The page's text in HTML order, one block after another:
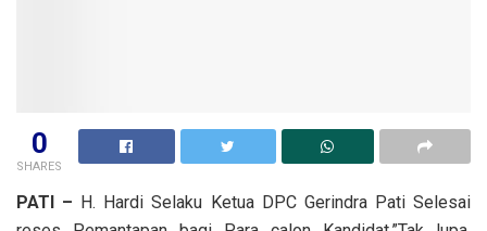
0
SHARES
PATI – H. Hardi Selaku Ketua DPC Gerindra Pati Selesai